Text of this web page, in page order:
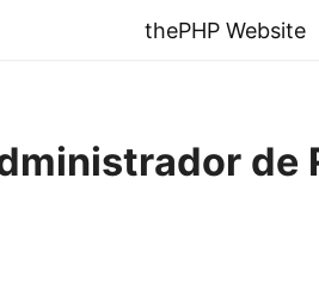
thePHP Website
de